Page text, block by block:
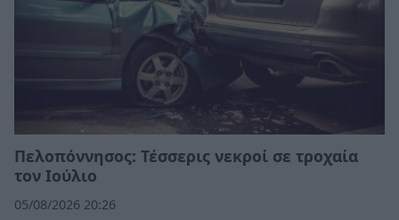
Πελοπόννησος: Τέσσερις νεκροί σε τροχαία
τον Ιούλιο
05/08/2026 20:26